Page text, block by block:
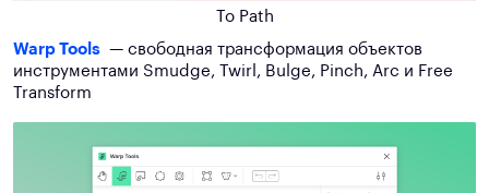
To Path
Warp Tools — свободная трансформация объектов
инструментами Smudge, Twirl, Bulge, Pinch, Arc и Free
Transform